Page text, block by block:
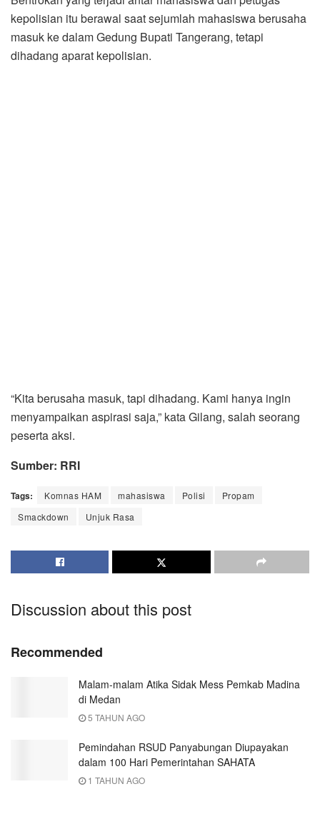
kepolisian itu berawal saat sejumlah mahasiswa berusaha
masuk ke dalam Gedung Bupati Tangerang, tetapi
dihadang aparat kepolisian.
“Kita berusaha masuk, tapi dihadang. Kami hanya ingin
menyampaikan aspirasi saja,” kata Gilang, salah seorang
peserta aksi.
Sumber: RRI
Tags: Komnas HAM mahasiswa Polisi
Propam
Smackdown
Unjuk Rasa
Discussion about this post
Recommended
Malam-malam Atika Sidak Mess Pemkab Madina
di Medan
5 TAHUN AGO
Pemindahan RSUD Panyabungan Diupayakan
dalam 100 Hari Pemerintahan SAHATA
1 TAHUN AGO